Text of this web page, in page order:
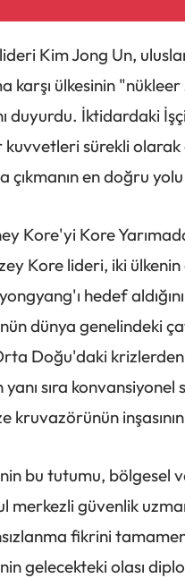
Kim Jong Un,
karşı ülkesinin
duyurdu. İktidardaki
kuvvetleri sürekli
çıkmanın en doğru
Kore'yi Kore
Kore lideri, iki
hedef
dünya genelindeki
Doğu'daki
sıra konvansiyonel
kruvazörünün
bu tutumu, bölgesel
merkezli güvenlik
fikrini
gelecekteki olası